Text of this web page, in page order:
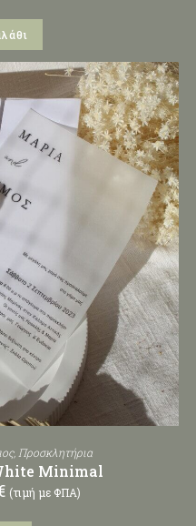
, Προσκλητήρια
Minimal
(τιμή με ΦΠΑ)